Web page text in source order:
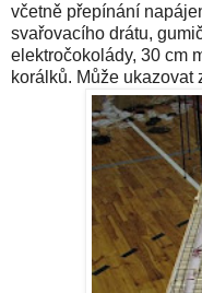
včetně přepínání
svařovacího drátu,
elektročokolády, 30 cm
korálků. Může ukazovat